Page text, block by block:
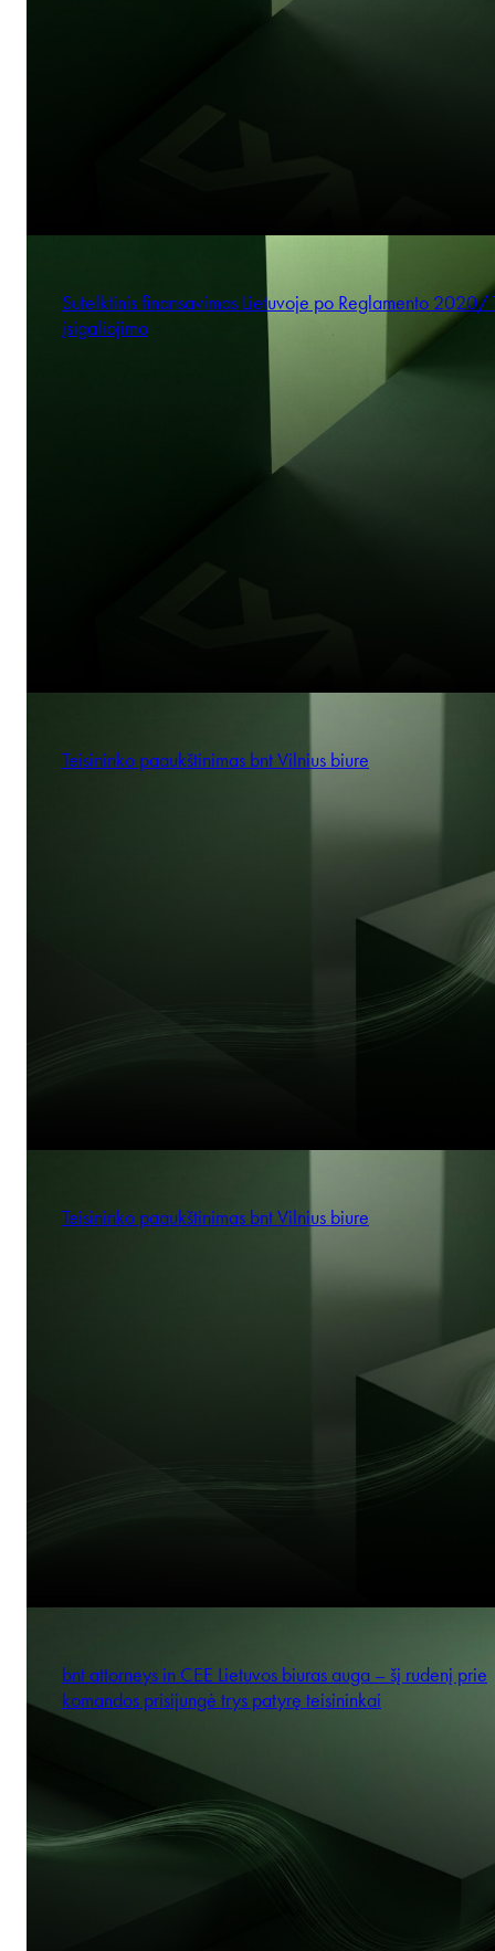
Sutelktinis finansavimas Lietuvoje po Reglamento
įsigaliojimo
Teisininko paaukštinimas bnt Vilnius biure
Teisininko paaukštinimas bnt Vilnius biure
bnt attorneys in CEE Lietuvos biuras auga – šį rudenį prie
komandos prisijungė trys patyrę teisininkai